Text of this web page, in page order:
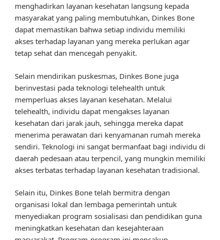
menghadirkan layanan kesehatan langsung kepada
masyarakat yang paling membutuhkan, Dinkes Bone
dapat memastikan bahwa setiap individu memiliki
akses terhadap layanan yang mereka perlukan agar
tetap sehat dan mencegah penyakit.
Selain mendirikan puskesmas, Dinkes Bone juga
berinvestasi pada teknologi telehealth untuk
memperluas akses layanan kesehatan. Melalui
telehealth, individu dapat mengakses layanan
kesehatan dari jarak jauh, sehingga mereka dapat
menerima perawatan dari kenyamanan rumah mereka
sendiri. Teknologi ini sangat bermanfaat bagi individu di
daerah pedesaan atau terpencil, yang mungkin memiliki
akses terbatas terhadap layanan kesehatan tradisional.
Selain itu, Dinkes Bone telah bermitra dengan
organisasi lokal dan lembaga pemerintah untuk
menyediakan program sosialisasi dan pendidikan guna
meningkatkan kesehatan dan kesejahteraan